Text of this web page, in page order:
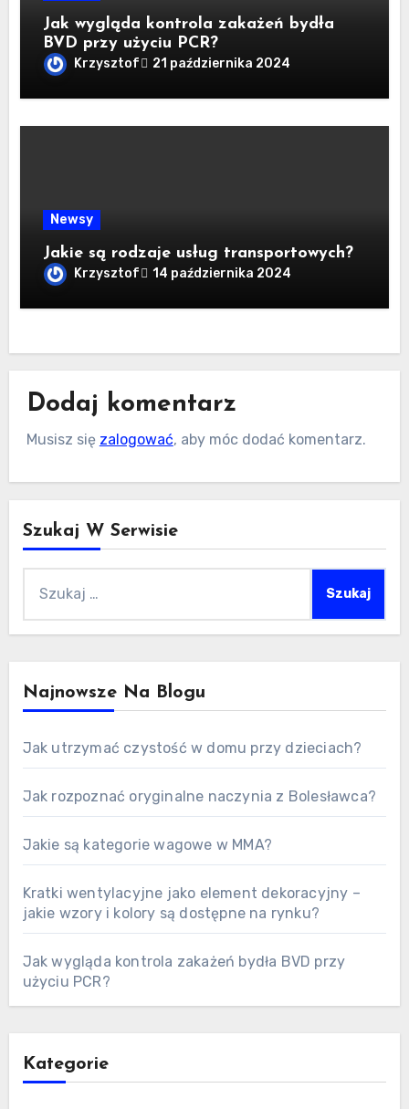
Jak wygląda kontrola zakażeń bydła
BVD przy użyciu PCR?
Krzysztof 21 października 2024
Newsy
Jakie są rodzaje usług transportowych?
Krzysztof 14 października 2024
Dodaj komentarz
Musisz się zalogować, aby móc dodać komentarz.
Szukaj W Serwisie
Najnowsze Na Blogu
Jak utrzymać czystość w domu przy dzieciach?
Jak rozpoznać oryginalne naczynia z Bolesławca?
Jakie są kategorie wagowe w MMA?
Kratki wentylacyjne jako element dekoracyjny –
jakie wzory i kolory są dostępne na rynku?
Jak wygląda kontrola zakażeń bydła BVD przy
użyciu PCR?
Kategorie